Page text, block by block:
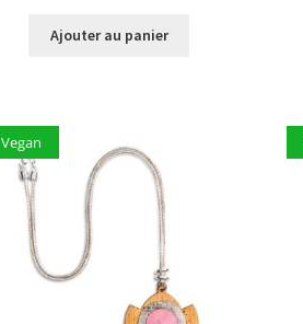
Ajouter au panier
Vegan